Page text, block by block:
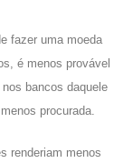
fazer uma moeda
é menos provável
bancos daquele
procurada.
renderiam menos